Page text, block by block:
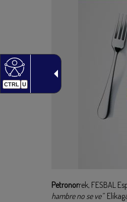
CTRL U
Petronorrek, FESBAL
hambre no se ve”